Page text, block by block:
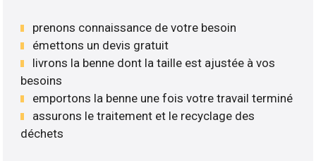
prenons connaissance de votre besoin
émettons un devis gratuit
livrons la benne dont la taille est ajustée à vos
besoins
emportons la benne une fois votre travail terminé
assurons le traitement et le recyclage des
déchets